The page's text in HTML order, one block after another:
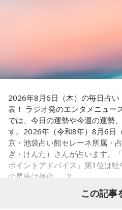
復刊させたい（笑）」と本気と
す。きゃりーも「この前、代官
ていたから、『HR』もまた再
活が分かっちゃうけど、あの頃
り、懐かしのガラケー文化や「
出話でも大盛り上がり。ゆとり
（笑）」「ガラケーに戻そう（
利になった現代だからこそ失わ
合いました。
最後に、きゃりーは「めちゃく
りしました。レイジくんにLINE
との対談を振り返り、2週にわ
のような存在になっています。
り、励まされている人たちが増
ます。
現在ではフィンランドを代表す
ンですが、原作は1945年に発表
ヤンソンがスウェーデン語系フ
り、当初は国内で広く親しまれ
した。森下さんは、1990年に日
ンがきっかけとなり、フィンラ
たと説明しました。
っている」と語ります。「みん
2026年8月6日（木）の毎日占
表！ ラジオ発のエンタメニュー
では、今日の運勢や今週の運勢
す。2026年（令和8年）8月6日
京・池袋占い館セレーネ所属・
ぎ・けんた）さんが占います。
ポイントアドバイス」第1位は
の星座は何位……？
この記事